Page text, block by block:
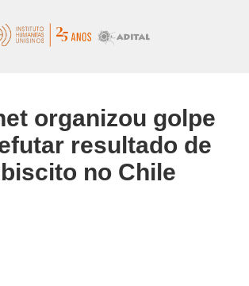
organizou golpe
resultado de
no Chile